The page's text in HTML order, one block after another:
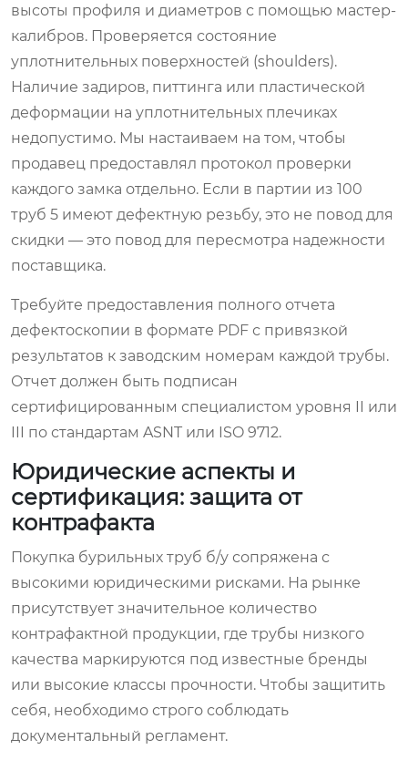
высоты профиля и диаметров с помощью мастер-
калибров. Проверяется состояние
уплотнительных поверхностей (shoulders).
Наличие задиров, питтинга или пластической
деформации на уплотнительных плечиках
недопустимо. Мы настаиваем на том, чтобы
продавец предоставлял протокол проверки
каждого замка отдельно. Если в партии из 100
труб 5 имеют дефектную резьбу, это не повод для
скидки — это повод для пересмотра надежности
поставщика.
Требуйте предоставления полного отчета
дефектоскопии в формате PDF с привязкой
результатов к заводским номерам каждой трубы.
Отчет должен быть подписан
сертифицированным специалистом уровня II или
III по стандартам ASNT или ISO 9712.
Юридические аспекты и
сертификация: защита от
контрафакта
Покупка бурильных труб б/у сопряжена с
высокими юридическими рисками. На рынке
присутствует значительное количество
контрафактной продукции, где трубы низкого
качества маркируются под известные бренды
или высокие классы прочности. Чтобы защитить
себя, необходимо строго соблюдать
документальный регламент.